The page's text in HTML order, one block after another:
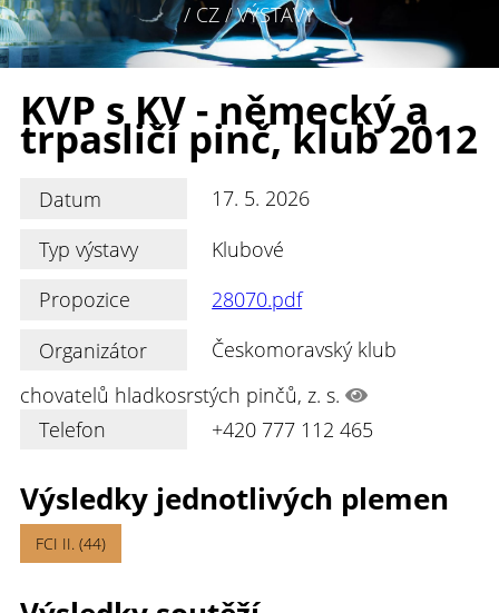
/ CZ / VÝSTAVY
KVP s KV - německý a
trpasličí pinč, klub 2012
Datum
17. 5. 2026
Typ výstavy
Klubové
Propozice
28070.pdf
Organizátor
Českomoravský klub
chovatelů hladkosrstých pinčů, z. s.
Telefon
+420 777 112 465
Výsledky jednotlivých plemen
FCI II. (44)